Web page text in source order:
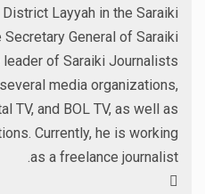
Layyah in the Saraiki
General of Saraiki
leader of Saraiki Journalists
media organizations,
TV, and BOL TV, as well as
Currently, he is working
as a freelance journalist.